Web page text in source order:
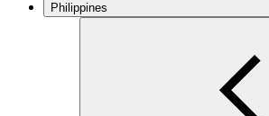
Philippines